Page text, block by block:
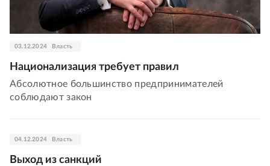
03.12.2024 Власть
Национализация требует правил
Абсолютное большинство предпринимателей
соблюдают закон
04.12.2024 Власть
Выход из санкций